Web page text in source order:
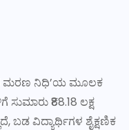
ಮರಣ ನಿಧಿ’ಯ ಮೂಲಕ
₹88.18 ಲಕ್ಷ
ಬಡ ವಿದ್ಯಾರ್ಥಿಗಳ ಶೈಕ್ಷಣಿಕ